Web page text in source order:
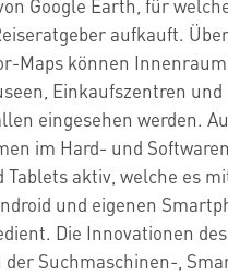
Google Earth, für
aufkauft.
Maps können
Einkaufszentren und
eingesehen werden.
im Hard- und
Tablets aktiv, welche es
und eigenen
Die Innovationen des
Suchmaschinen-,